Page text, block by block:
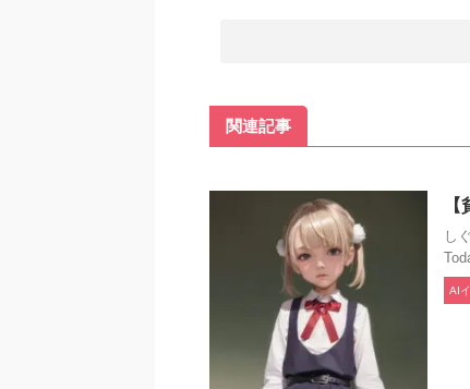
関連記事
し
AI